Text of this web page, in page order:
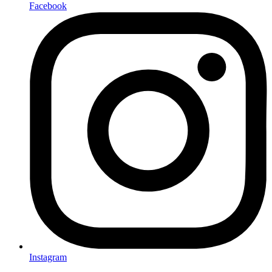
Facebook
Instagram